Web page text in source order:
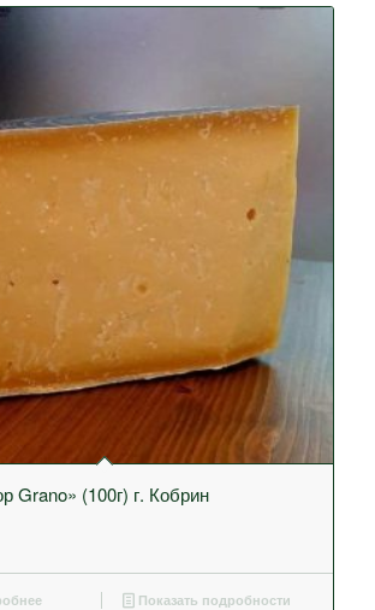
Grano» (100г) г. Кобрин
Показать подробности